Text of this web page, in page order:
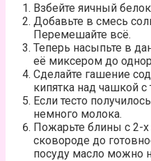
Взбейте яичный
Добавьте в смесь
Перемешайте всё.
Теперь насыпьте в
её миксером до
Сделайте гашение
кипятка над чашкой с
Если тесто
немного молока.
Пожарьте блины с 2-х
сковороде до
посуду масло можно